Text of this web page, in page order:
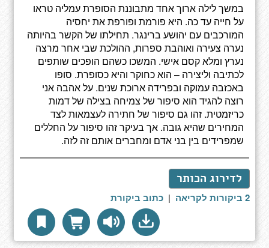
במשך לילה ארוך אחד מתבוננת הסופרת עמליה טראו
על חייה עד כה. היא פורמת ופורפת את יחסיה
המורכבים עם יהושע ברינגר. תחילתו של הקשר בהיותה
נערה צעירה ואוהבת ספרות, ההולכת שבי אחר מרצה
נערץ ומלא קסם אישי. המשכו כשהם הופכים שותפים
לכתיבה וליצירה – הוא כחוקר והיא כסופרת. סופו
באכזבה עמוקה ובפרידה ארוכת שנים. על אהבה אני
רוצה להגיד הוא סיפור של צמיחה בצילה של דמות
כריזמטית. זהו גם סיפור של חתירה לעצמאות לצד
המחירים שהיא גובה. אך בעיקר זהו סיפור על החללים
שמפרידים בין בני אדם ומחברים אותם זה לזה.
לדירוג הכותר
2 ביקורות לקריאה | כתוב ביקורת